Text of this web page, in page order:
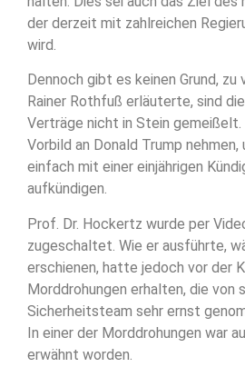
der derzeit mit zahlreichen
wird.
Dennoch gibt es keinen Grund, zu
Rainer Rothfuß erläuterte, sind
Verträge nicht in Stein gemeißelt.
Vorbild an Donald Trump nehmen,
einfach mit einer einjährigen
aufkündigen.
Prof. Dr. Hockertz wurde per
zugeschaltet. Wie er ausführte,
erschienen, hatte jedoch vor der
Morddrohungen erhalten, die von
Sicherheitsteam sehr ernst
In einer der Morddrohungen war
erwähnt worden.